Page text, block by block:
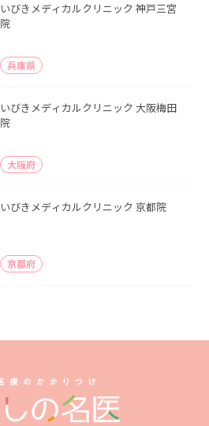
いびきメディカルクリニック 神戸三宮
院
兵庫県
いびきメディカルクリニック 大阪梅田
院
大阪府
いびきメディカルクリニック 京都院
京都府